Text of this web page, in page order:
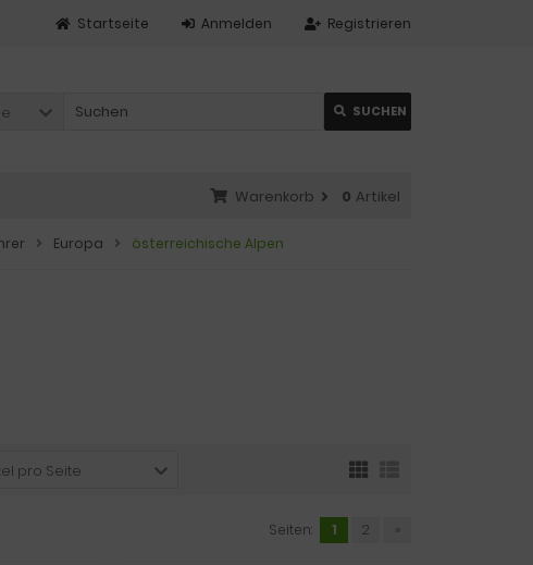
Registrieren
Anmelden
Startseite
SUCHEN
Warenkorb 0 Artikel
Europa österreichische Alpen
pro Seite
Seiten: 1 2 »